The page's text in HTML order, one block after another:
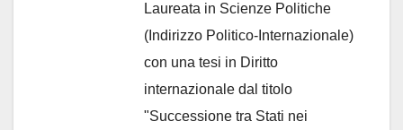
Laureata in Scienze Politiche
(Indirizzo Politico-Internazionale)
con una tesi in Diritto
internazionale dal titolo
"Successione tra Stati nei